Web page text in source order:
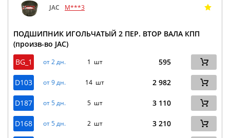
JAC M***3
ПОДШИПНИК ИГОЛЬЧАТЫЙ 2 ПЕР. ВТОР ВАЛА КПП
(произв-во JAC)
BG_1
от 2 дн. 1 шт 595
D103 от 9 дн. 14 шт 2 982
D187 от 5 дн. 5 шт 3 110
D168 от 5 дн. 2 шт 3 210